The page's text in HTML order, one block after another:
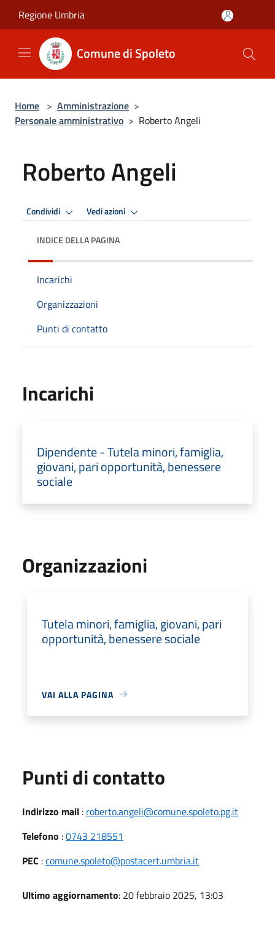
Regione Umbria
Comune di Spoleto
Home > Amministrazione >
Personale amministrativo > Roberto Angeli
Roberto Angeli
Condividi Vedi azioni
INDICE DELLA PAGINA
Incarichi
Organizzazioni
Punti di contatto
Incarichi
Dipendente - Tutela minori, famiglia,
giovani, pari opportunità, benessere
sociale
Organizzazioni
Tutela minori, famiglia, giovani, pari
opportunità, benessere sociale
VAI ALLA PAGINA
Punti di contatto
Indirizzo mail : roberto.angeli@comune.spoleto.pg.it
Telefono :0743 218551
PEC :comune.spoleto@postacert.umbria.it
Ultimo aggiornamento: 20 febbraio 2025, 13:03